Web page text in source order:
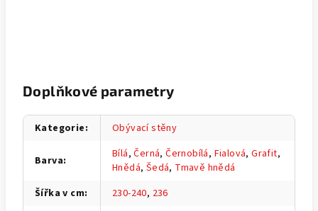
Doplňkové parametry
Kategorie: Obývací stěny
Barva: Bílá,Černá,Černobílá, Fialová,Grafit,
Hnědá, Šedá, Tmavě hnědá
Šířka v cm: 230-240, 236